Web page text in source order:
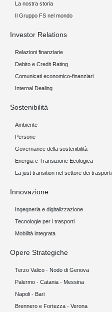
La nostra storia
Il Gruppo FS nel mondo
Investor Relations
Relazioni finanziarie
Debito e Credit Rating
Comunicati economico-finanziari
Internal Dealing
Sostenibilità
Ambiente
Persone
Governance della sostenibilità
Energia e Transizione Ecologica
La just transition nel settore dei trasporti
Innovazione
Ingegneria e digitalizzazione
Tecnologie per i trasporti
Mobilità integrata
Opere Strategiche
Terzo Valico - Nodo di Genova
Palermo - Catania - Messina
Napoli - Bari
Brennero e Fortezza - Verona